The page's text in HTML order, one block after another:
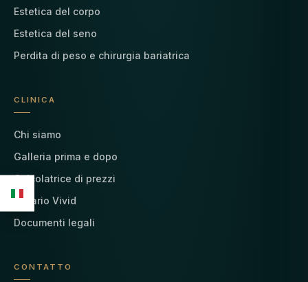
Estetica del corpo
Estetica del seno
Perdita di peso e chirurgia bariatrica
CLINICA
Chi siamo
Galleria prima e dopo
Calcolatrice di prezzi
Il diario Vivid
Documenti legali
CONTATTO